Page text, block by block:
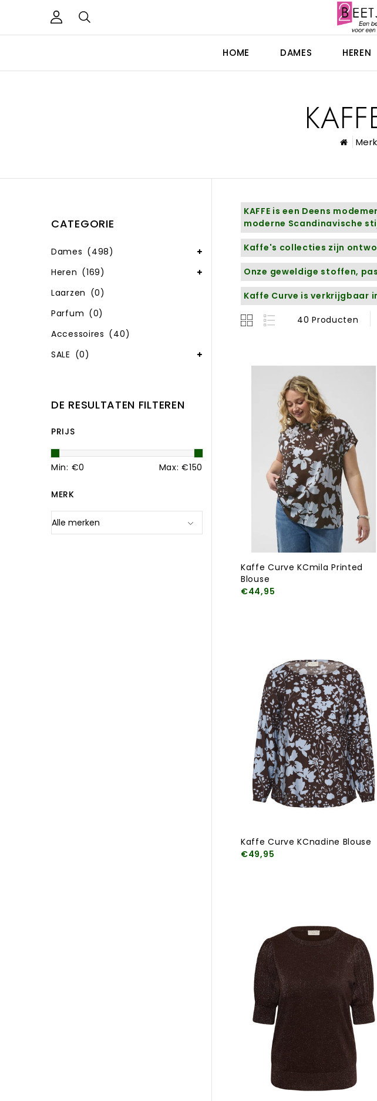
HOME DAMES HEREN
CATEGORIE
Dames (498)
Heren (169)
Laarzen (0)
Parfum (0)
Accessoires (40)
SALE (0)
DE RESULTATEN FILTEREN
PRIJS
Min: €0 Max: €150
MERK
KAFFE is een Deens
moderne Scandinavische
Kaffe's collecties zijn
Onze geweldige stoffen,
Kaffe Curve is verkrijgbaar
40 Producten
Kaffe Curve KCmila Printed
Blouse
€44,95
Kaffe Curve KCnadine Blouse
€49,95